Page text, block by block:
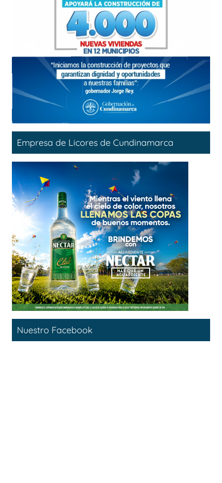
Empresa de Licores de Cundinamarca
Nuestro Facebook